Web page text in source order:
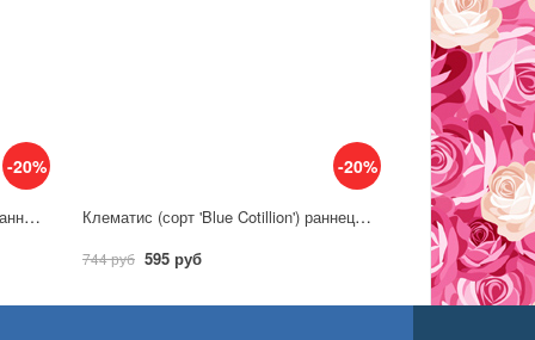
-20%
Клематис (сорт 'Blue Ice Cream') раннецветущий
-20%
Клематис (сорт 'Blue Cotillion') раннецветущий
744 руб 595 руб